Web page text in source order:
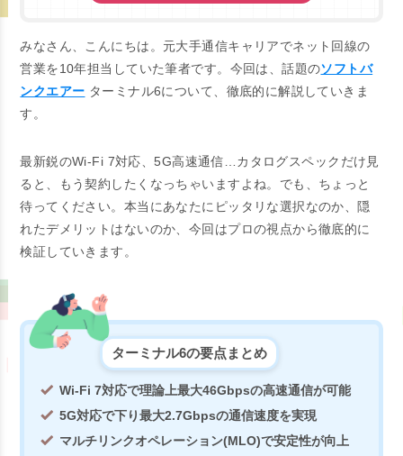
みなさん、こんにちは。元大手通信キャリアでネット回線の
営業を10年担当していた筆者です。今回は、話題のソフトバ
ンクエアー ターミナル6について、徹底的に解説していきま
す。
最新鋭のWi-Fi 7対応、5G高速通信…カタログスペックだけ見
ると、もう契約したくなっちゃいますよね。でも、ちょっと
待ってください。本当にあなたにピッタリな選択なのか、隠
れたデメリットはないのか、今回はプロの視点から徹底的に
検証していきます。
ターミナル6の要点まとめ
Wi-Fi 7対応で理論上最大46Gbpsの高速通信が可能
5G対応で下り最大2.7Gbpsの通信速度を実現
マルチリンクオペレーション(MLO)で安定性が向上